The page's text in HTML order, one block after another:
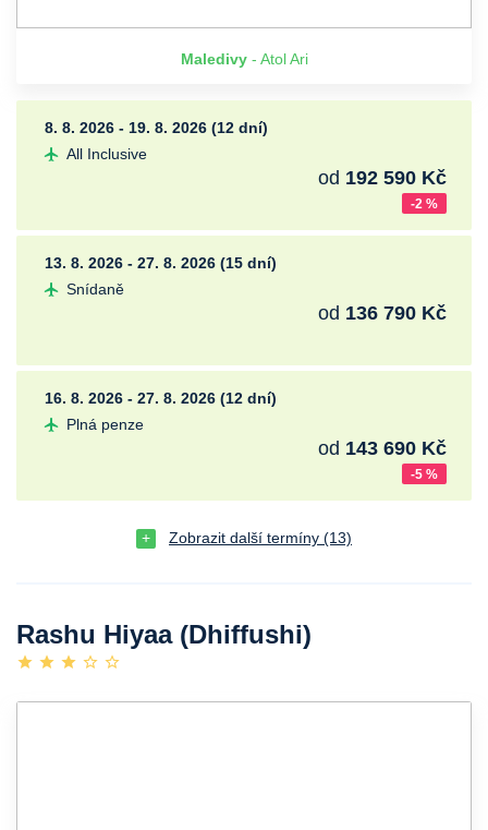
Maledivy- Atol Ari
8. 8. 2026 - 19. 8. 2026 (12 dní)
-2 %
All Inclusive
od 192 590 Kč
13. 8. 2026 - 27. 8. 2026 (15 dní)
Snídaně
od 136 790 Kč
16. 8. 2026 - 27. 8. 2026 (12 dní)
-5 %
Plná penze
od 143 690 Kč
Zobrazit další termíny (13)
Rashu Hiyaa (Dhiffushi)